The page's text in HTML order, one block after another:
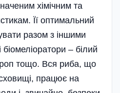
хімічним та
Її оптимальний
разом з іншими
– білий
тощо. Вся риба, що
працює на